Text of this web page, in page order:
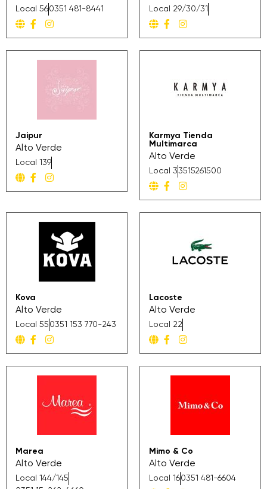
Local 560351 481-8441 Local 29/30/31
Jaipur
Alto Verde
Local 139
Karmya Tienda
Multimarca
Alto Verde
Local 33515261500
Kova
Alto Verde
Local 55 0351 153 770-243
Lacoste
Alto Verde
Local 22
Marea
Alto Verde
Local 144/145
Mimo & Co
Alto Verde
Local 160351 481-6604